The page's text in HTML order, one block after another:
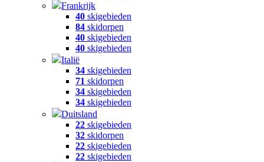
Frankrijk
40 skigebieden
84 skidorpen
40 skigebieden
40 skigebieden
Italië
34 skigebieden
71 skidorpen
34 skigebieden
34 skigebieden
Duitsland
22 skigebieden
32 skidorpen
22 skigebieden
22 skigebieden